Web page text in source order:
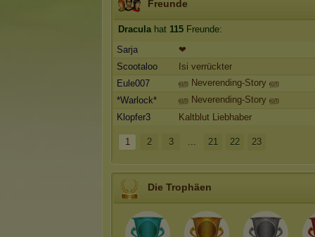
Freunde
Draculahat 115 Freunde:
Sarja
❤
Scootaloo
Isi verrückter
Eule007
ஹ Neverending-Story ஹ
*Warlock*
ஹ Neverending-Story ஹ
Klopfer3
Kaltblut Liebhaber
1 2 3 ... 21 22 23
Die Trophäen